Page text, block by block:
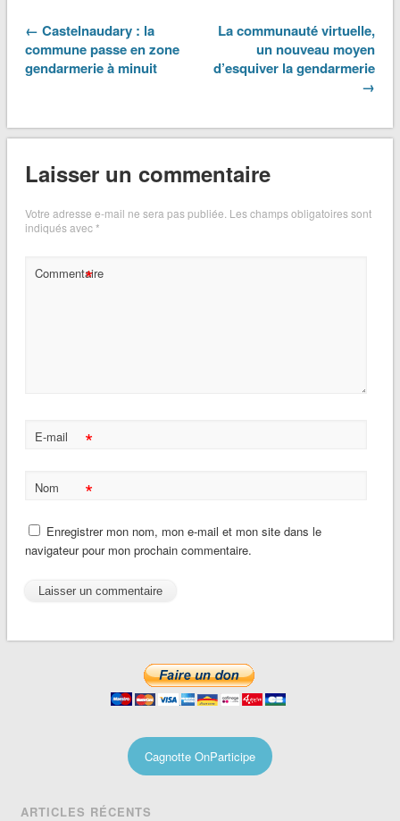
← Castelnaudary : la
commune passe en zone
gendarmerie à minuit
La communauté virtuelle,
un nouveau moyen
d’esquiver la gendarmerie
→
Laisser un commentaire
Votre adresse e-mail ne sera pas publiée. Les champs obligatoires sont
indiqués avec*
Commentaire
*
E-mail *
Nom *
Enregistrer mon nom, mon e-mail et mon site dans le
navigateur pour mon prochain commentaire.
Cagnotte OnParticipe
ARTICLES RÉCENTS